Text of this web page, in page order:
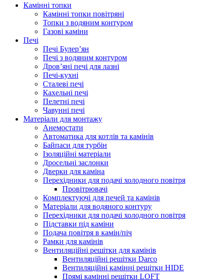
Камінні топки
Камінні топки повітряні
Топки з водяним контуром
Газові каміни
Печі
Печі Булер’ян
Печі з водяним контуром
Дров’яні печі для лазні
Печі-кухні
Сталеві печі
Кахельні печі
Пелетні печі
Чавунні печі
Матеріали для монтажу
Анемостати
Автоматика для котлів та камінів
Байпаси для турбін
Ізоляційні матеріали
Дросельні заслонки
Дверки для каміна
Перехідники для подачі холодного повітря
Провітрювачі
Комплектуючі для печей та камінів
Матеріали для водяного контуру
Перехідники для подачі холодного повітря
Підставки під каміни
Подача повітря в камін/піч
Рамки для камінів
Вентиляційні решітки для камінів
Вентиляційні решітки Darco
Вентиляційні камінні решітки HIDE
Прямі камінні решітки LOFT